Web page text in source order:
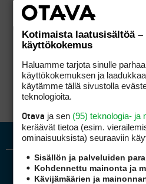
Kotimaista laatusisältöä
käyttökokemus
Haluamme tarjota sinulle
käyttökokemuksen ja
käytämme tällä sivustolla
teknologioita.
Otava ja sen (95) teknologia- ja
keräävät tietoa (esim.
ominaisuuk­sista) seuraaviin
Sisällön ja palveluiden
Kohdennettu mainonta ja
Kävijämäärien ja